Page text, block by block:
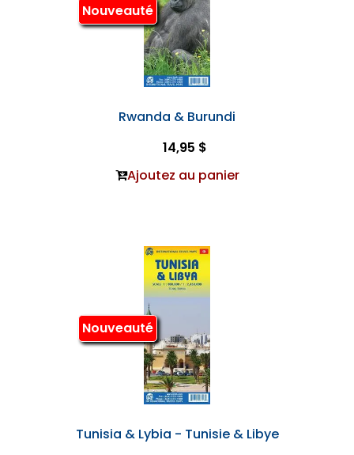
Nouveauté
Rwanda & Burundi
14,95 $
Ajoutez au panier
Nouveauté
Tunisia & Lybia - Tunisie & Libye